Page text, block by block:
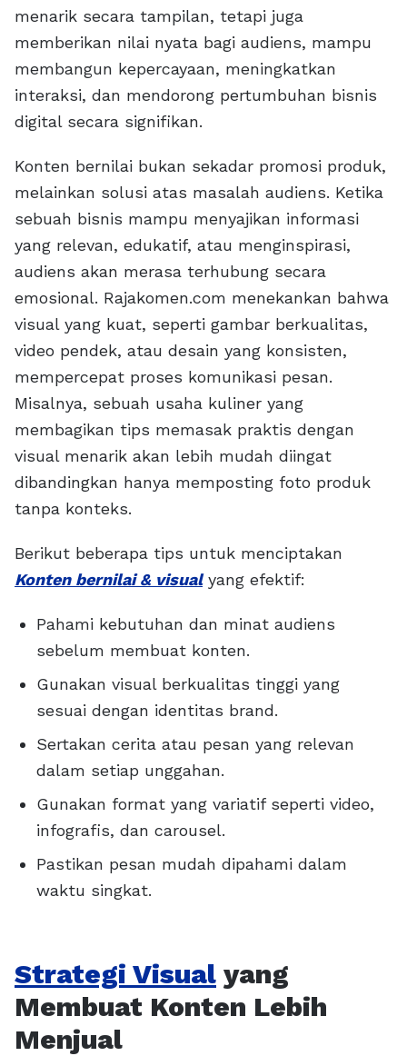
menarik secara tampilan, tetapi juga
memberikan nilai nyata bagi audiens, mampu
membangun kepercayaan, meningkatkan
interaksi, dan mendorong pertumbuhan bisnis
digital secara signifikan.
Konten bernilai bukan sekadar promosi produk,
melainkan solusi atas masalah audiens. Ketika
sebuah bisnis mampu menyajikan informasi
yang relevan, edukatif, atau menginspirasi,
audiens akan merasa terhubung secara
emosional. Rajakomen.com menekankan bahwa
visual yang kuat, seperti gambar berkualitas,
video pendek, atau desain yang konsisten,
mempercepat proses komunikasi pesan.
Misalnya, sebuah usaha kuliner yang
membagikan tips memasak praktis dengan
visual menarik akan lebih mudah diingat
dibandingkan hanya memposting foto produk
tanpa konteks.
Berikut beberapa tips untuk menciptakan
Konten bernilai & visualyang efektif:
Pahami kebutuhan dan minat audiens
sebelum membuat konten.
Gunakan visual berkualitas tinggi yang
sesuai dengan identitas brand.
Sertakan cerita atau pesan yang relevan
dalam setiap unggahan.
Gunakan format yang variatif seperti video,
infografis, dan carousel.
Pastikan pesan mudah dipahami dalam
waktu singkat.
Strategi Visual yang
Membuat Konten Lebih
Menjual